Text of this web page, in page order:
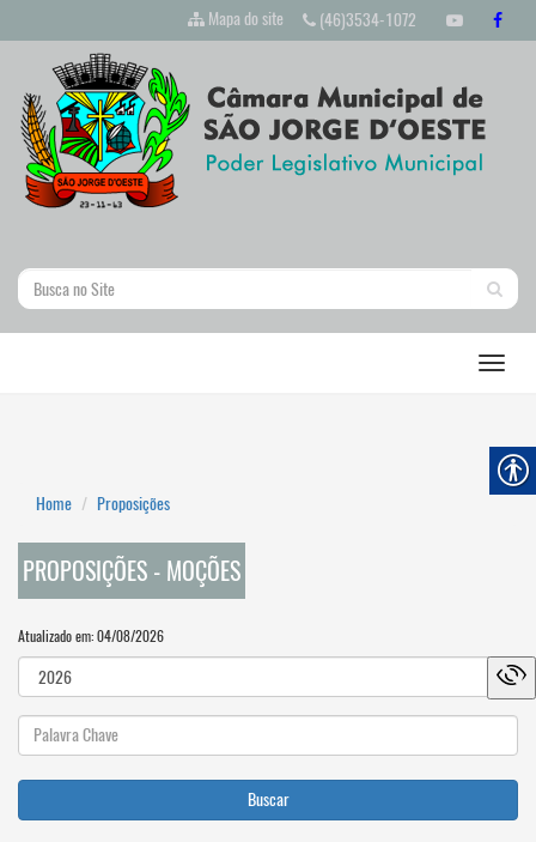
Mapa do site (46)3534-1072
Home Proposições
PROPOSIÇÕES - MOÇÕES
Atualizado em: 04/08/2026
Buscar